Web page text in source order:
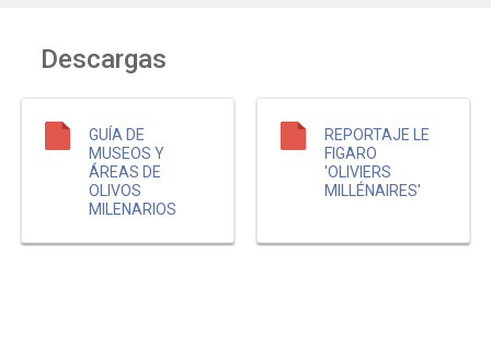
Descargas
GUÍA DE
MUSEOS Y
ÁREAS DE
OLIVOS
MILENARIOS
REPORTAJE LE
FIGARO
'OLIVIERS
MILLÉNAIRES'